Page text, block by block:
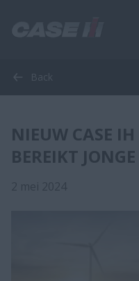
Back
NIEUW CASE
BEREIKT